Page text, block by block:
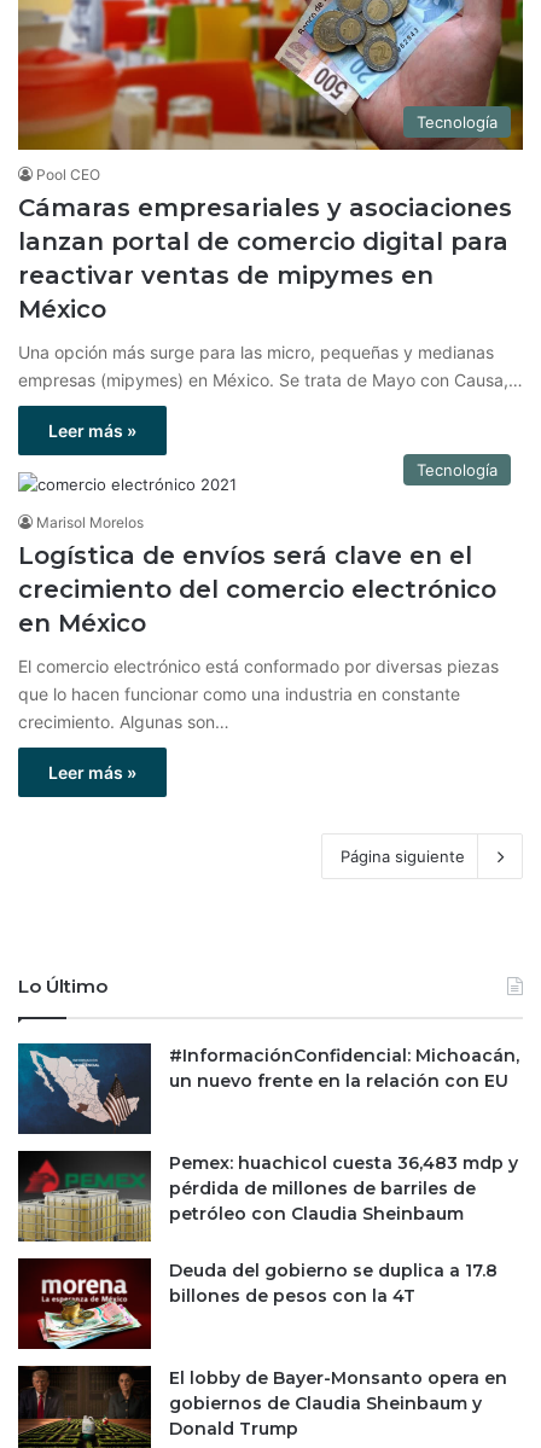
Tecnología
Pool CEO
Cámaras empresariales y asociaciones
lanzan portal de comercio digital para
reactivar ventas de mipymes en
México
Una opción más surge para las micro, pequeñas y medianas
empresas (mipymes) en México. Se trata de Mayo con Causa,…
Leer más »
Tecnología
Marisol Morelos
Logística de envíos será clave en el
crecimiento del comercio electrónico
en México
El comercio electrónico está conformado por diversas piezas
que lo hacen funcionar como una industria en constante
crecimiento. Algunas son…
Leer más »
Página siguiente
Lo Último
#InformaciónConfidencial: Michoacán,
un nuevo frente en la relación con EU
Pemex: huachicol cuesta 36,483 mdp y
pérdida de millones de barriles de
petróleo con Claudia Sheinbaum
Deuda del gobierno se duplica a 17.8
billones de pesos con la 4T
El lobby de Bayer-Monsanto opera en
gobiernos de Claudia Sheinbaum y
Donald Trump